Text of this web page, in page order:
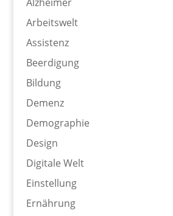
Arbeitswelt
Assistenz
Beerdigung
Bildung
Demenz
Demographie
Design
Digitale Welt
Einstellung
Ernährung